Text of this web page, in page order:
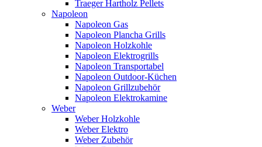
Traeger Hartholz Pellets
Napoleon
Napoleon Gas
Napoleon Plancha Grills
Napoleon Holzkohle
Napoleon Elektrogrills
Napoleon Transportabel
Napoleon Outdoor-Küchen
Napoleon Grillzubehör
Napoleon Elektrokamine
Weber
Weber Holzkohle
Weber Elektro
Weber Zubehör